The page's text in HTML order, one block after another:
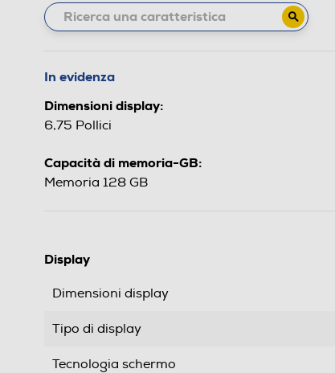
In evidenza
Dimensioni display:
6,75 Pollici
Capacità di memoria-GB:
Memoria 128 GB
Display
Dimensioni display
Tipo di display
Tecnologia schermo